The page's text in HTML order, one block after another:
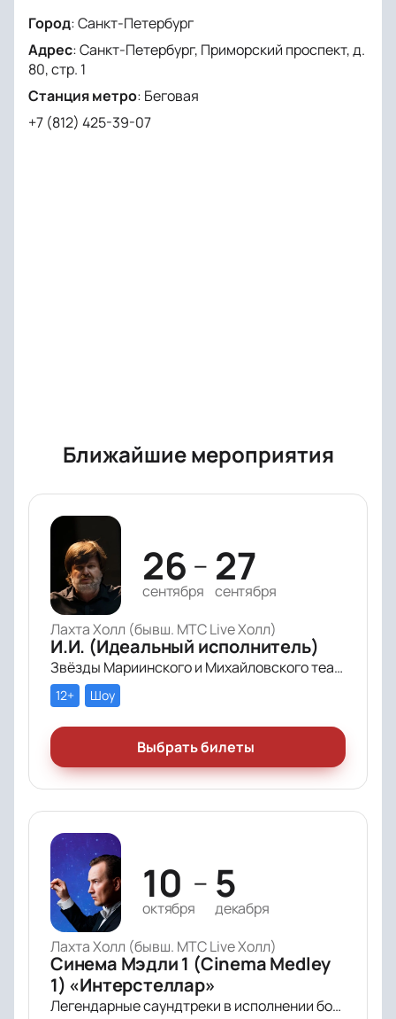
Город:Санкт-Петербург
Адрес:Санкт-Петербург, Приморский проспект, д.
80, стр. 1
Станция метро: Беговая
+7 (812) 425-39-07
Ближайшие мероприятия
26
сентября
— 27
сентября
Лахта Холл (бывш. МТС Live Холл)
И.И. (Идеальный исполнитель)
Звёзды Мариинского и Михайловского театра и лауреаты премии «Онегин» выступят в цифровом симфоническом перформансе «ИИ» Рустама Сагдиева.
12+ Шоу
Выбрать билеты
10
октября
— 5
декабря
Лахта Холл (бывш. МТС Live Холл)
Синема Мэдли 1 (Cinema Medley
1) «Интерстеллар»
Легендарные саундтреки в исполнении большого симфонического оркестра Империал Оркестра (Imperial Orchestra), органа и звёздных солистов!